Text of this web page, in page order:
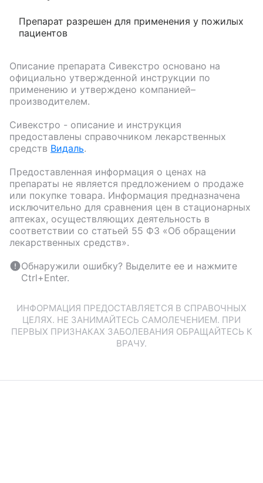
Препарат разрешен для применения у пожилых
пациентов
Описание препарата Сивекстро основано на
официально утвержденной инструкции по
применению и утверждено компанией–
производителем.
Сивекстро - описание и инструкция
предоставлены справочником лекарственных
средств Видаль.
Предоставленная информация о ценах на
препараты не является предложением о продаже
или покупке товара. Информация предназначена
исключительно для сравнения цен в стационарных
аптеках, осуществляющих деятельность в
соответствии со статьей 55 ФЗ «Об обращении
лекарственных средств».
Обнаружили ошибку? Выделите ее и нажмите
Ctrl+Enter.
ИНФОРМАЦИЯ ПРЕДОСТАВЛЯЕТСЯ В СПРАВОЧНЫХ
ЦЕЛЯХ. НЕ ЗАНИМАЙТЕСЬ САМОЛЕЧЕНИЕМ. ПРИ
ПЕРВЫХ ПРИЗНАКАХ ЗАБОЛЕВАНИЯ ОБРАЩАЙТЕСЬ К
ВРАЧУ.